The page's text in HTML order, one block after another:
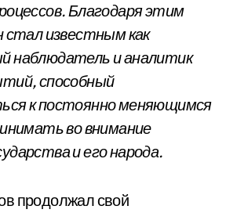
Благодаря этим
стал известным как
наблюдатель и аналитик
способный
к постоянно меняющимся
во внимание
и его народа.
продолжал свой